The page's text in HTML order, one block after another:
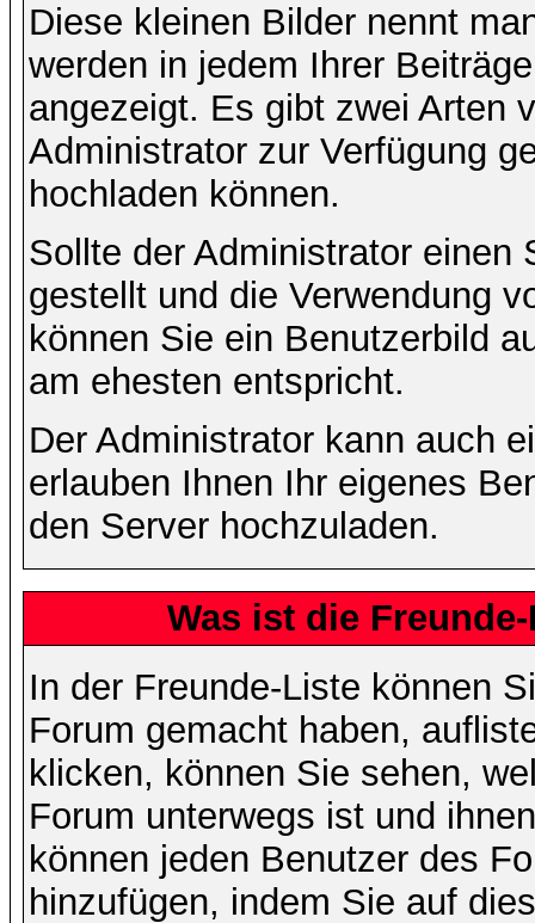
Diese kleinen Bilder nennt
werden in jedem Ihrer
angezeigt. Es gibt zwei Arten
Administrator zur Verfügung
hochladen können.
Sollte der Administrator einen
gestellt und die Verwendung
können Sie ein Benutzerbild
am ehesten entspricht.
Der Administrator kann auch
erlauben Ihnen Ihr eigenes
den Server hochzuladen.
Was ist die
In der Freunde-Liste können
Forum gemacht haben,
klicken, können Sie sehen,
Forum unterwegs ist und
können jeden Benutzer des
hinzufügen, indem Sie auf